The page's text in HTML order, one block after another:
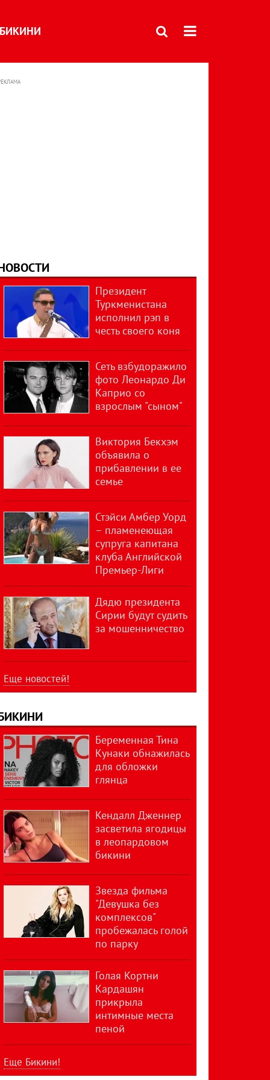
БИКИНИ
Президент
Туркменистана
исполнил рэп в
честь своего коня
Сеть взбудоражило
фото Леонардо Ди
Каприо со
взрослым "сыном"
Виктория Бекхэм
объявила о
прибавлении в ее
семье
Стэйси Амбер Уорд
– пламенеющая
супруга капитана
клуба Английской
Премьер-Лиги
Дядю президента
Сирии будут судить
за мошенничество
Еще новостей!
Беременная Тина
Кунаки обнажилась
для обложки
глянца
Кендалл Дженнер
засветила ягодицы
в леопардовом
бикини
Звезда фильма
"Девушка без
комплексов"
пробежалась голой
по парку
Голая Кортни
Кардашян
прикрыла
интимные места
пеной
Еще Бикини!